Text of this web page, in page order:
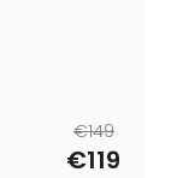
Tavahind
€149
Müügihind
€119